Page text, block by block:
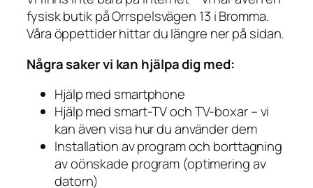
fysisk butik på Orrspelsvägen 13 i Bromma.
Våra öppettider hittar du längre ner på sidan.
Några saker vi kan hjälpa dig med:
Hjälp med smartphone
Hjälp med smart-TV och TV-boxar – vi
kan även visa hur du använder dem
Installation av program och borttagning
av oönskade program (optimering av
datorn)